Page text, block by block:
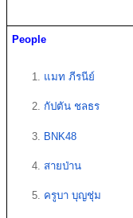
People
แมท ภีรนีย์
กัปตัน ชลธร
BNK48
สายป่าน
ครูบา บุญชุ่ม